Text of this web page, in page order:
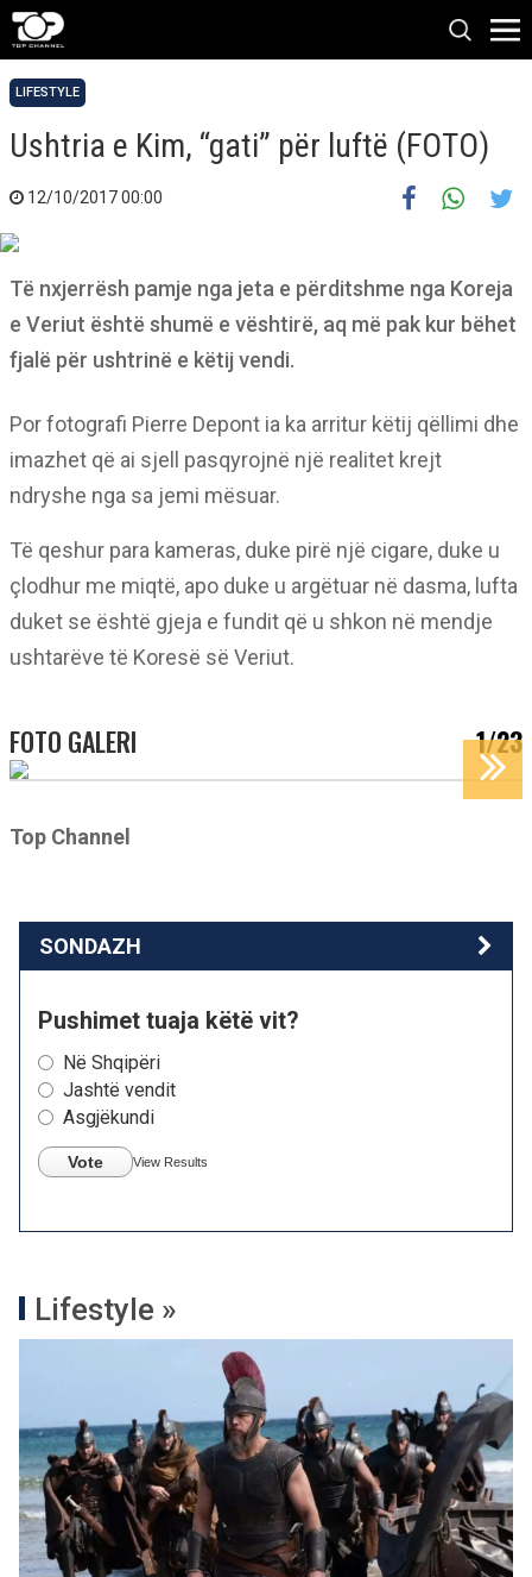
LIFESTYLE
Ushtria e Kim, “gati” për luftë (FOTO)
12/10/2017 00:00
Të nxjerrësh pamje nga jeta e përditshme nga Koreja
e Veriut është shumë e vështirë, aq më pak kur bëhet
fjalë për ushtrinë e këtij vendi.
Por fotografi Pierre Depont ia ka arritur këtij qëllimi dhe
imazhet që ai sjell pasqyrojnë një realitet krejt
ndryshe nga sa jemi mësuar.
Të qeshur para kameras, duke pirë një cigare, duke u
çlodhur me miqtë, apo duke u argëtuar në dasma, lufta
duket se është gjeja e fundit që u shkon në mendje
ushtarëve të Koresë së Veriut.
FOTO GALERI 1/23
Top Channel
SONDAZH
Pushimet tuaja këtë vit?
Në Shqipëri
Jashtë vendit
Asgjëkundi
Vote View Results
Lifestyle »